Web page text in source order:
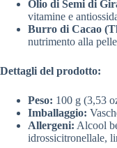
Olio di Semi di
vitamine e
Burro di Cacao
nutrimento alla
Dettagli del prodotto:
Peso: 100 g (3,53
Imballaggio:
Allergeni: Alcool
idrossicitronellale,